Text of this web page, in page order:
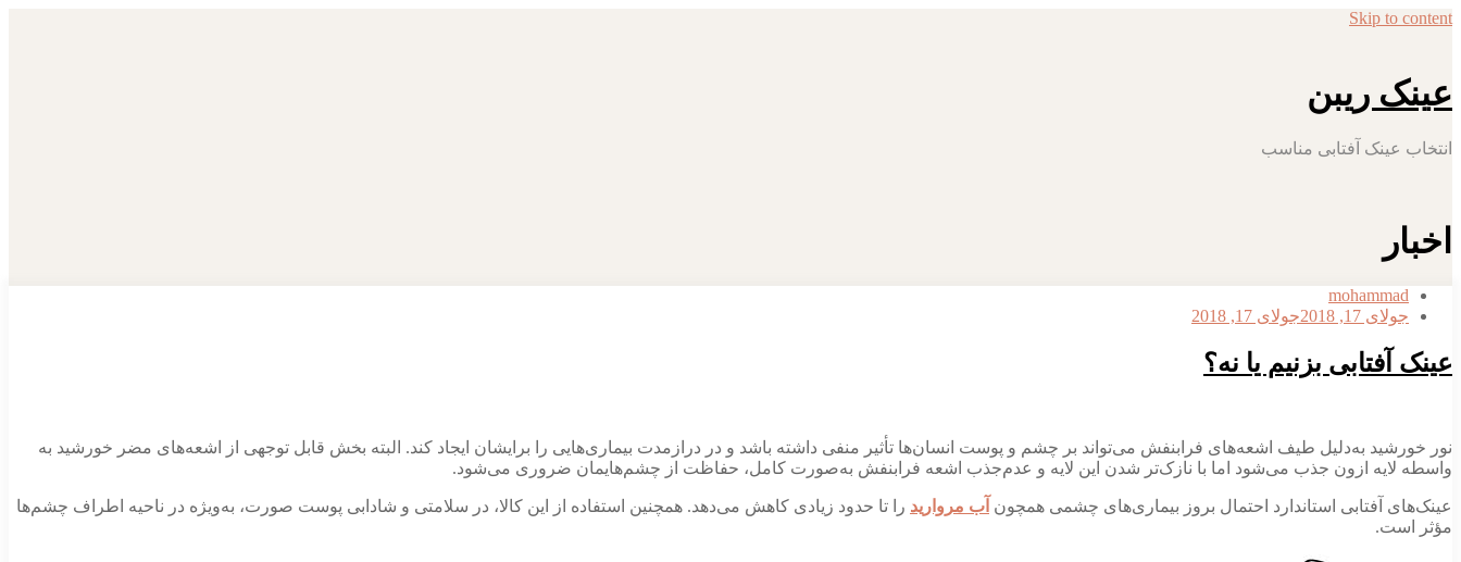
Skip to content
عینک ریبن
انتخاب عینک آفتابی مناسب
اخبار
mohammad
جولای 17, 2018
جولای 17, 2018
عینک آفتابی بزنیم یا نه؟
نور خورشید به‌دلیل طیف اشعه‌های فرابنفش می‌تواند بر چشم و پوست انسان‌ها تأثیر منفی داشته باشد و در درازمدت بیماری‌هایی را برایشان ایجاد کند. البته بخش قابل توجهی از اشعه‌های مضر خورشید به
واسطه لایه ازون جذب می‌شود اما با نازک‌تر شدن این لایه و عدم‌جذب اشعه فرابنفش به‌صورت کامل، حفاظت از چشم‌هایمان ضروری می‌شود.
عینک‌های آفتابی استاندارد احتمال بروز بیماری‌های چشمی همچون آب مروارید را تا حدود زیادی کاهش می‌دهد. همچنین استفاده از این کالا، در سلامتی و شادابی پوست صورت، به‌ویژه در ناحیه اطراف چشم‌ها
مؤثر است.